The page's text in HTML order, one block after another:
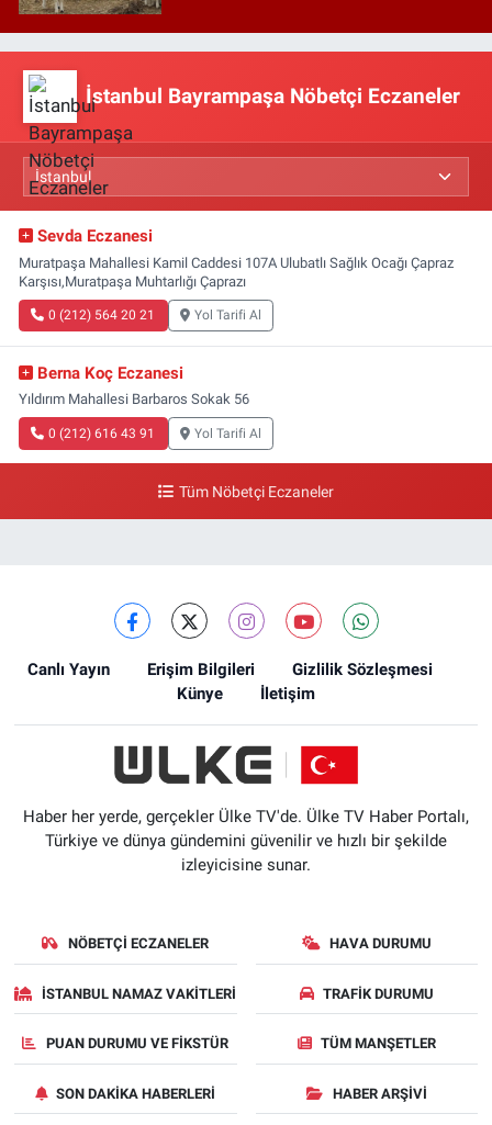
İstanbul Bayrampaşa Nöbetçi Eczaneler
Sevda Eczanesi
Muratpaşa Mahallesi Kamil Caddesi 107A Ulubatlı Sağlık Ocağı Çapraz
Karşısı,Muratpaşa Muhtarlığı Çaprazı
0 (212) 564 20 21 Yol Tarifi Al
Berna Koç Eczanesi
Yıldırım Mahallesi Barbaros Sokak 56
0 (212) 616 43 91 Yol Tarifi Al
Tüm Nöbetçi Eczaneler
Canlı Yayın Erişim Bilgileri
Gizlilik Sözleşmesi
Künye
İletişim
Haber her yerde, gerçekler Ülke TV'de. Ülke TV Haber Portalı,
Türkiye ve dünya gündemini güvenilir ve hızlı bir şekilde
izleyicisine sunar.
NÖBETÇI ECZANELER HAVA DURUMU
İSTANBUL NAMAZ VAKITLERI TRAFIK DURUMU
PUAN DURUMU VE FIKSTÜR TÜM MANŞETLER
SON DAKIKA HABERLERI HABER ARŞIVI